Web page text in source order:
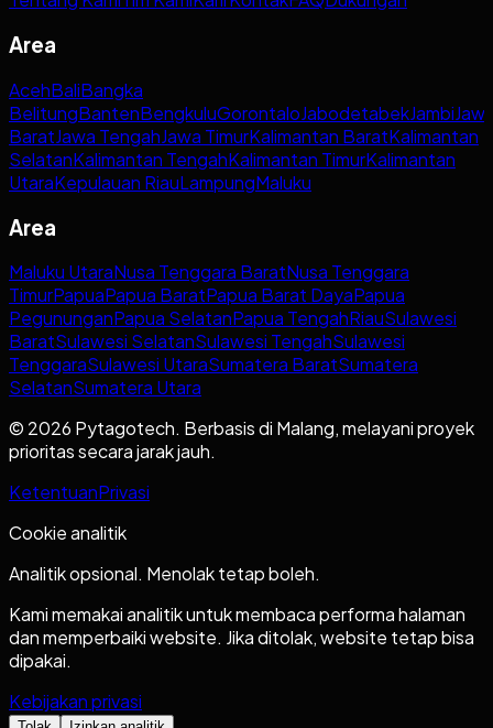
Area
AcehBaliBangka
BelitungBantenBengkuluGorontaloJabodetabekJambi
BaratJawa TengahJawa TimurKalimantan BaratKalimantan
SelatanKalimantan TengahKalimantan TimurKalimantan
UtaraKepulauan RiauLampungMaluku
Area
Maluku UtaraNusa Tenggara BaratNusa Tenggara
TimurPapuaPapua BaratPapua Barat DayaPapua
PegununganPapua SelatanPapua TengahRiauSulawesi
BaratSulawesi SelatanSulawesi TengahSulawesi
TenggaraSulawesi UtaraSumatera BaratSumatera
SelatanSumatera Utara
© 2026 Pytagotech. Berbasis di Malang, melayani proyek
prioritas secara jarak jauh.
KetentuanPrivasi
Cookie analitik
Analitik opsional. Menolak tetap boleh.
Kami memakai analitik untuk membaca performa halaman
dan memperbaiki website. Jika ditolak, website tetap bisa
dipakai.
Kebijakan privasi